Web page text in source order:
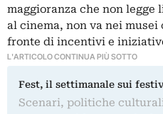
maggioranza che non legge
al cinema, non va nei musei
fronte di incentivi e
L'ARTICOLO CONTINUA PIÙ SOTTO
Fest, il settimanale sui
Scenari, politiche